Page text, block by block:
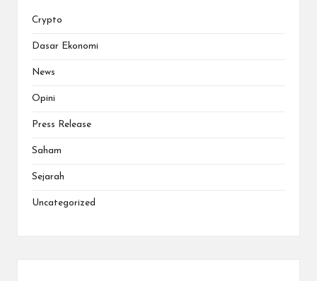
Crypto
Dasar Ekonomi
News
Opini
Press Release
Saham
Sejarah
Uncategorized